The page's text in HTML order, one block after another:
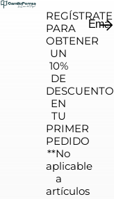
REGÍSTRATE
PARA
OBTENER
UN
10%
DE
DESCUENTO
EN
TU
PRIMER
PEDIDO
**No
aplicable
a
artículos